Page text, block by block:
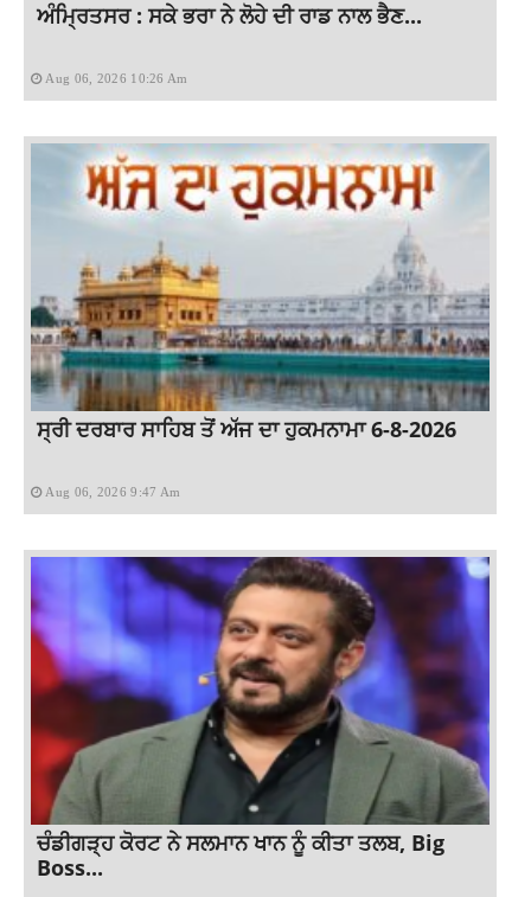
ਅੰਮ੍ਰਿਤਸਰ : ਸਕੇ ਭਰਾ ਨੇ ਲੋਹੇ ਦੀ ਰਾਡ ਨਾਲ ਭੈਣ...
Aug 06, 2026 10:26 Am
ਸ੍ਰੀ ਦਰਬਾਰ ਸਾਹਿਬ ਤੋਂ ਅੱਜ ਦਾ ਹੁਕਮਨਾਮਾ 6-8-2026
Aug 06, 2026 9:47 Am
ਚੰਡੀਗੜ੍ਹ ਕੋਰਟ ਨੇ ਸਲਮਾਨ ਖਾਨ ਨੂੰ ਕੀਤਾ ਤਲਬ, Big
Boss...